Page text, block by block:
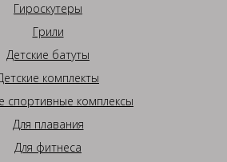
Гироскутеры
Грили
Детские батуты
комплекты
спортивные комплексы
Для плавания
Для фитнеса